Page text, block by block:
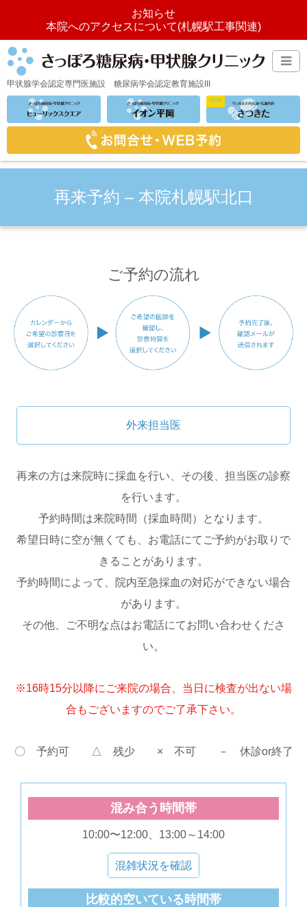
お知らせ
本院へのアクセスについて(札幌駅工事関連)
甲状腺学会認定専門医施設 糖尿病学会認定教育施設III
再来予約 – 本院札幌駅北口
ご予約の流れ
外来担当医
再来の方は来院時に採血を行い、その後、担当医の診察
を行います。
予約時間は来院時間（採血時間）となります。
希望日時に空が無くても、お電話にてご予約がお取りで
きることがあります。
予約時間によって、院内至急採血の対応ができない場合
があります。
その他、ご不明な点はお電話にてお問い合わせくださ
い。
※16時15分以降にご来院の場合、当日に検査が出ない場
合もございますのでご了承下さい。
〇 予約可 △ 残少 × 不可 － 休診or終了
混み合う時間帯
10:00〜12:00、13:00～14:00
混雑状況を確認
比較的空いている時間帯